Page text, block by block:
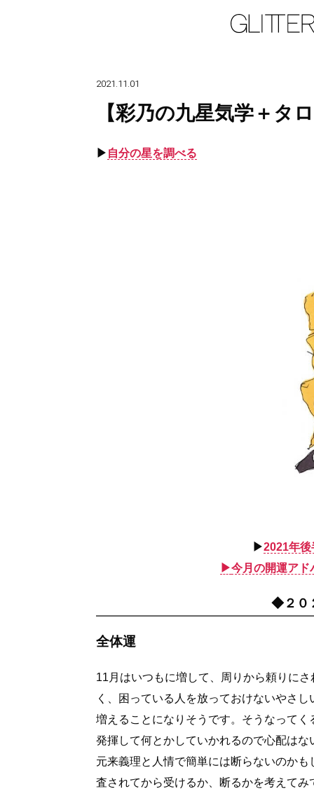
2021.11.01
【彩乃の九星気学＋タ
▶︎ 自分の星を調べる
▶︎2021年後
▶︎今月の開運アド
◆２０
全体運
11月はいつもに増して、周りから頼りに
く、困っている人を放っておけないやさ
増えることになりそうです。そうなって
発揮して何とかしていかれるので心配は
元来義理と人情で簡単には断らないのか
査されてから受けるか、断るかを考えて